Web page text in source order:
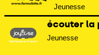
Jeunesse
écouter la
Jeunesse